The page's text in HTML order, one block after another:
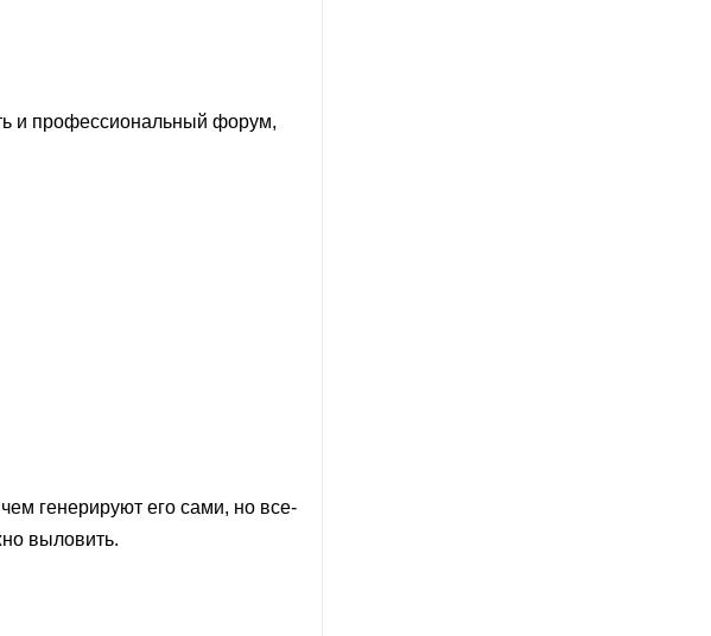
и профессиональный форум,
генерируют его сами, но все-
выловить.